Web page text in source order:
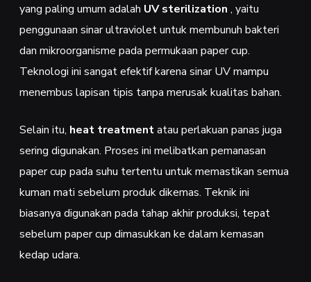
yang paling umum adalah UV sterilization , yaitu
penggunaan sinar ultraviolet untuk membunuh bakteri
dan mikroorganisme pada permukaan paper cup.
Teknologi ini sangat efektif karena sinar UV mampu
menembus lapisan tipis tanpa merusak kualitas bahan.
Selain itu, heat treatmentatau perlakuan panas juga
sering digunakan. Proses ini melibatkan pemanasan
paper cup pada suhu tertentu untuk memastikan semua
kuman mati sebelum produk dikemas. Teknik ini
biasanya digunakan pada tahap akhir produksi, tepat
sebelum paper cup dimasukkan ke dalam kemasan
kedap udara.